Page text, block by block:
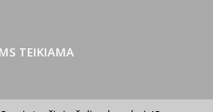
TEIKIAMA